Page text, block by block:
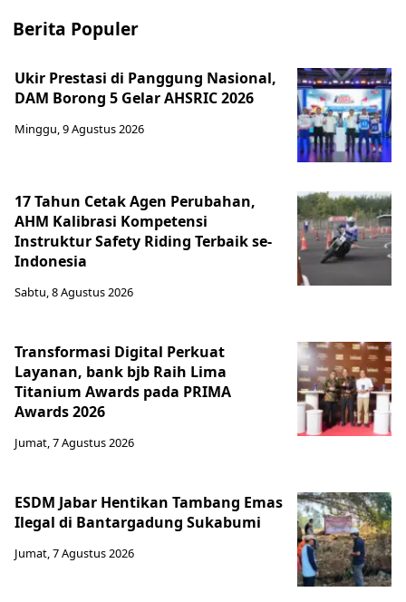
Berita Populer
Ukir Prestasi di Panggung Nasional,
DAM Borong 5 Gelar AHSRIC 2026
Minggu, 9 Agustus 2026
17 Tahun Cetak Agen Perubahan,
AHM Kalibrasi Kompetensi
Instruktur Safety Riding Terbaik se-
Indonesia
Sabtu, 8 Agustus 2026
Transformasi Digital Perkuat
Layanan, bank bjb Raih Lima
Titanium Awards pada PRIMA
Awards 2026
Jumat, 7 Agustus 2026
ESDM Jabar Hentikan Tambang Emas
Ilegal di Bantargadung Sukabumi
Jumat, 7 Agustus 2026